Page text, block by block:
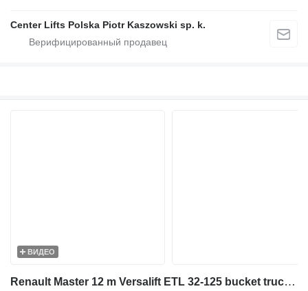
Center Lifts Polska Piotr Kaszowski sp. k.
ВИДЕО
Renault Master 12 m Versalift ETL 32-125 bucket truck boom lift